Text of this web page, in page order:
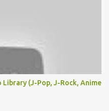
Library (J-Pop, J-Rock, Anime